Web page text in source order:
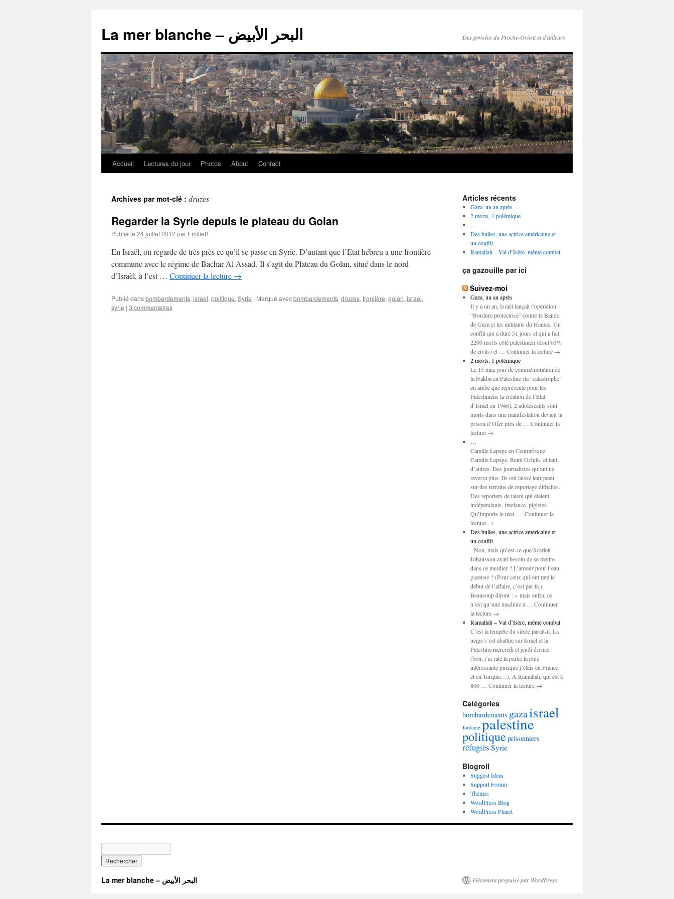
La mer blanche – البحر الأبيض Des pensées du Proche-Orient et d'ailleurs
Accueil Lectures du jour Photos About Contact
Archives par mot-clé : druzes
Regarder la Syrie depuis le plateau du Golan
Publié le 24 juillet 2012 par EmilieB
En Israël, on regarde de très près ce qu’il se passe en Syrie. D’autant que l’Etat hébreu a une frontière
commune avec le régime de Bachar Al Assad. Il s’agit du Plateau du Golan, situé dans le nord
d’Israël, à l’est … Continuer la lecture →
Publié dansbombardements, israel, politique, Syrie | Marqué avecbombardements, druzes, frontière, golan, israel,
syrie | 3 commentaires
Articles récents
Gaza, un an après
2 morts, 1 polémique
…
Des bulles, une actrice américaine et
un conflit
Ramallah – Val d’Isère, même combat
ça gazouille par ici
Suivez-moi
Gaza, un an après
Il y a un an, Israël lançait l’opération
“Bordure protectrice” contre la Bande
de Gaza et les militants du Hamas. Un
conflit qui a duré 51 jours et qui a fait
2200 morts côté palestinien (dont 65%
de civils) et … Continuer la lecture →
2 morts, 1 polémique
Le 15 mai, jour de commémoration de
la Nakba en Palestine (la “catastrophe”
en arabe que représente pour les
Palestiniens la création de l’Etat
d’Israël en 1948), 2 adolescents sont
morts dans une manifestation devant la
prison d’Ofer près de … Continuer la
lecture →
…
Camille Lepage en Centrafrique
Camille Lepage, Remi Ochlik, et tant
d’autres. Des journalistes qu’ont ne
reverra plus. Ils ont laissé leur peau
sur des terrains de reportage difficiles.
Des reporters de talent qui étaient
indépendants, freelance, pigistes.
Qu’importe le mot, … Continuer la
lecture →
Des bulles, une actrice américaine et
un conflit
Non, mais qu’est-ce que Scarlett
Johansson avait besoin de se mettre
dans ce merdier ? L’amour pour l’eau
gazeuse ? (Pour ceux qui ont raté le
début de l’affaire, c’est par là.)
Beaucoup diront : « mais enfin, ce
n’est qu’une machine à … Continuer
la lecture →
Ramallah – Val d’Isère, même combat
C’est la tempête du siècle paraît-il. La
neige s’est abattue sur Israël et la
Palestine mercredi et jeudi dernier
(bon, j’ai raté la partie la plus
intéressante puisque j’étais en France
et en Turquie…). A Ramallah, qui est à
800 … Continuer la lecture →
Catégories
bombardements gazaisrael
Jordanie palestine
politique prisonniers
réfugiés Syrie
Blogroll
Suggest Ideas
Support Forum
Themes
WordPress Blog
WordPress Planet
La mer blanche – البحر الأبيض Fièrement propulsé par WordPress